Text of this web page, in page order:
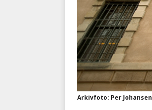
Arkivfoto: Per Johansen